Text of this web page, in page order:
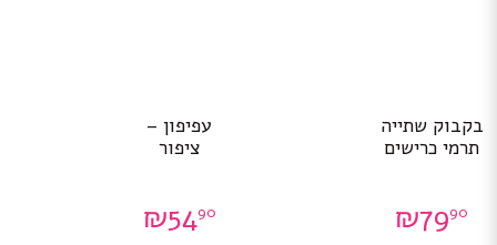
בקבוק שתייה
תרמי כרישים
₪7990
עפיפון –
ציפור
₪5490